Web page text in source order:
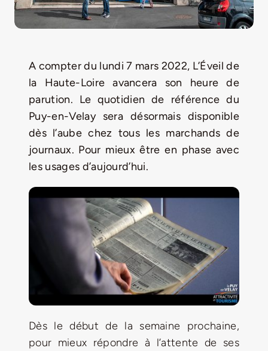
Rechercher:
Nouveau Magazine EnVelay
Jeu concours – Gagnez votre bûche de Noël 2025
A compter du lundi 7 mars 2022, L’Éveil de
la Haute-Loire avancera son heure de
parution. Le quotidien de référence du
Puy-en-Velay sera désormais disponible
dès l’aube chez tous les marchands de
journaux. Pour mieux être en phase avec
les usages d’aujourd’hui.
Dès le début de la semaine prochaine,
pour mieux répondre à l’attente de ses